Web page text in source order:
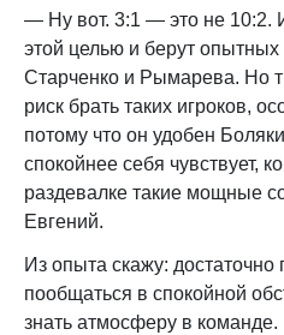
— Ну вот. 3:1 — это не 10:2.
этой целью и берут
Старченко и Рымарева. Но
риск брать таких игроков,
потому что он удобен
спокойнее себя чувствует,
раздевалке такие мощные
Евгений.
Из опыта скажу: достаточно
пообщаться в спокойной
знать атмосферу в